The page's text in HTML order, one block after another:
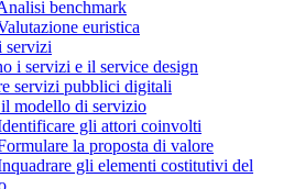
benchmark
euristica
servizi
i servizi e il service design
servizi pubblici digitali
modello di servizio
gli attori coinvolti
la proposta di valore
gli elementi costitutivi del